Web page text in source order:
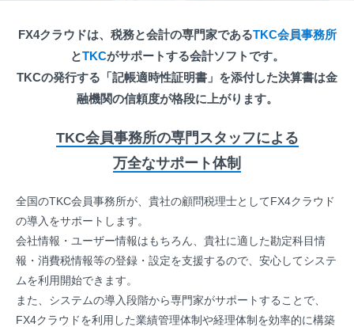
FX4クラウドは、税務と会計の専門家であるTKC会員事務所
とTKCがサポートする会計ソフトです。
TKCの発行する「記帳適時性証明書」を添付した決算書は金
融機関の信頼度が格段に上がります。
TKC会員事務所の専門スタッフによる
万全なサポート体制
全国のTKC会員事務所が、貴社の顧問税理士としてFX4クラウド
の導入をサポートします。
会社情報・ユーザー情報はもちろん、貴社に適した勘定科目情
報・消費税情報等の登録・設定を支援するので、安心してシステ
ムを利用開始できます。
また、システムの導入段階から専門家がサポートすることで、
FX4クラウドを利用した業績管理体制や経理体制を効率的に構築